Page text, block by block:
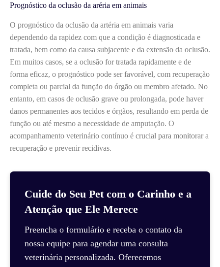
Prognóstico da oclusão da aréria em animais
O prognóstico da oclusão da artéria em animais varia
dependendo da rapidez com que a condição é diagnosticada e
tratada, bem como da causa subjacente e da extensão da oclusão.
Em muitos casos, se a oclusão for tratada rapidamente e de
forma eficaz, o prognóstico pode ser favorável, com recuperação
completa ou parcial da função do órgão ou membro afetado. No
entanto, em casos de oclusão grave ou prolongada, pode haver
danos permanentes aos tecidos e órgãos, resultando em perda de
função ou até mesmo a necessidade de amputação. O
acompanhamento veterinário contínuo é crucial para monitorar a
recuperação e prevenir recidivas.
Cuide do Seu Pet com o Carinho e a
Atenção que Ele Merece
Preencha o formulário e receba o contato da
nossa equipe para agendar uma consulta
veterinária personalizada. Oferecemos